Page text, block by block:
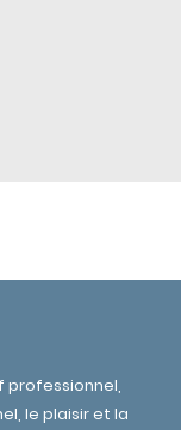
professionnel,
le plaisir et la